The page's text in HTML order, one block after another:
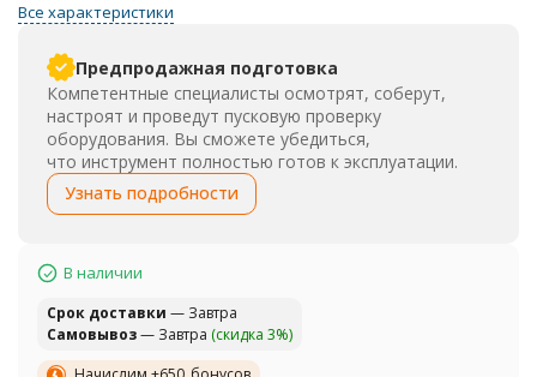
Все характеристики
Предпродажная подготовка
Компетентные специалисты осмотрят, соберут,
настроят и проведут пусковую проверку
оборудования. Вы сможете убедиться,
что инструмент полностью готов к эксплуатации.
Узнать подробности
В наличии
Cрок доставки — Завтра
Самовывоз— Завтра (скидка 3%)